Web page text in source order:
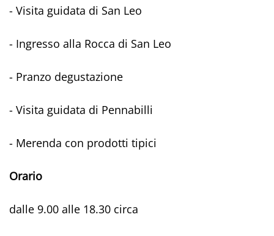
- Visita guidata di San Leo
- Ingresso alla Rocca di San Leo
- Pranzo degustazione
- Visita guidata di Pennabilli
- Merenda con prodotti tipici
Orario
dalle 9.00 alle 18.30 circa